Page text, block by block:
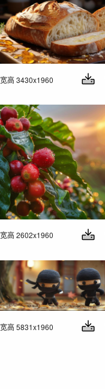
宽高 3430x1960
宽高 2602x1960
宽高 5831x1960